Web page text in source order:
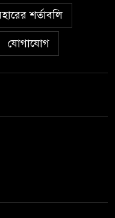
শর্তাবলি
যোগাযোগ